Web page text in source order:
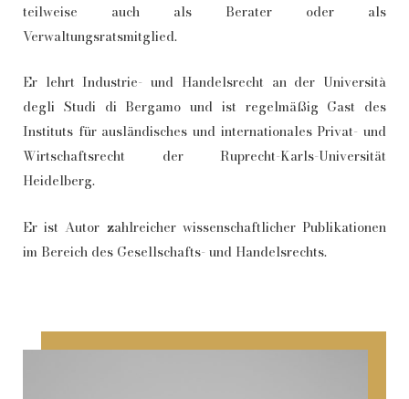
teilweise auch als Berater oder als
Verwaltungsratsmitglied.
Er lehrt Industrie- und Handelsrecht an der Università
degli Studi di Bergamo und ist regelmäßig Gast des
Instituts für ausländisches und internationales Privat- und
Wirtschaftsrecht der Ruprecht-Karls-Universität
Heidelberg.
Er ist Autor zahlreicher wissenschaftlicher Publikationen
im Bereich des Gesellschafts- und Handelsrechts.